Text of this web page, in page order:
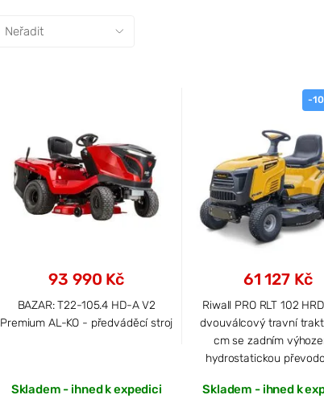
93 990 Kč
BAZAR: T22-105.4 HD-A V2
Premium AL-KO - předváděcí stroj
Skladem - ihned k expedici
-
61 127 Kč
Riwall PRO RLT 102
dvouválcový travní
cm se zadním
hydrostatickou
Skladem - ihned k